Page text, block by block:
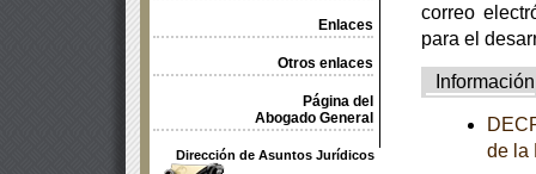
Enlaces
Otros enlaces
Página del
Abogado General
Dirección de Asuntos Jurídicos
correo
para el
Información
de la